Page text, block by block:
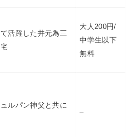
活躍した井元為三
大人200円/
中学生以下
無料
ルパン神父と共に
–